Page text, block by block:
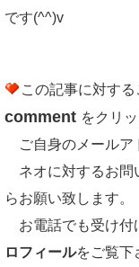
です(^^)v
この記事に対す
comment をクリ
ご自身のメールア
ネオに対するお問
らお願い致します。
お電話でも受け付
ロフィールをご覧下